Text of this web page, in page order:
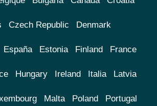
Czech Republic Denmark
España Estonia Finland France
Hungary Ireland Italia Latvia
Malta Poland Portugal